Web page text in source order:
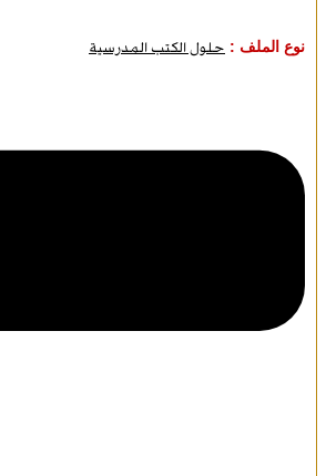
نوع الملف : حلول الكتب المدرسية